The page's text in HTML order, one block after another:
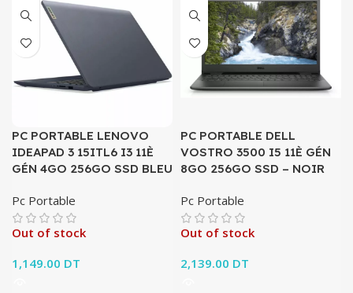
PC PORTABLE LENOVO
IDEAPAD 3 15ITL6 I3 11È
GÉN 4GO 256GO SSD BLEU
Pc Portable
Out of stock
1,149.00 DT
PC PORTABLE DELL
VOSTRO 3500 I5 11È GÉN
8GO 256GO SSD – NOIR
Pc Portable
Out of stock
2,139.00 DT